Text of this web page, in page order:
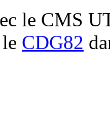
le CMS
CDG82